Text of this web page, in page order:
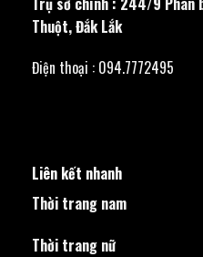
Thuột, Đắk Lắk
Điện thoại : 094.7772495
Liên kết nhanh
Thời trang nam
Thời trang nữ